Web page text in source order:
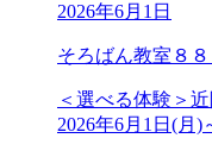
2026年6月1日
そろばん教室８
＜選べる体験＞
2026年6月1日(月)